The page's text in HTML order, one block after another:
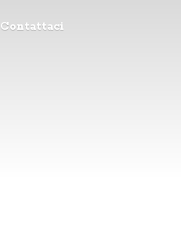
Contattaci